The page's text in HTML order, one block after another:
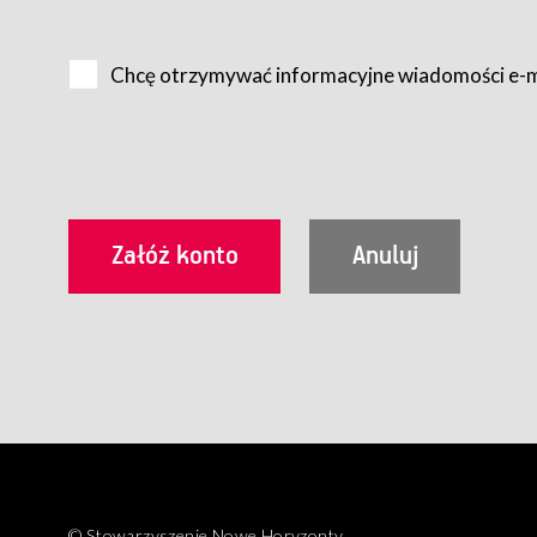
Usługobiorca przed rozpoczęciem korzystania z
utrwalenie i wydrukowanie.
§ 3
Korzystanie ze wszystkich aplikacji Serwisu może być
Chcę otrzymywać informacyjne wiadomości e-